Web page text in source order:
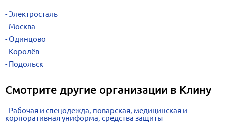
Электросталь
Москва
Одинцово
Королёв
Подольск
Смотрите другие организации в Клину
Рабочая и спецодежда, поварская, медицинская и
корпоративная униформа, средства защиты